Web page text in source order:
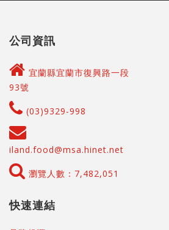
公司資訊
宜蘭縣宜蘭市復興路一段
93號
(03)9329-998
iland.food@msa.hinet.net
瀏覽人數：7,482,051
快速連結